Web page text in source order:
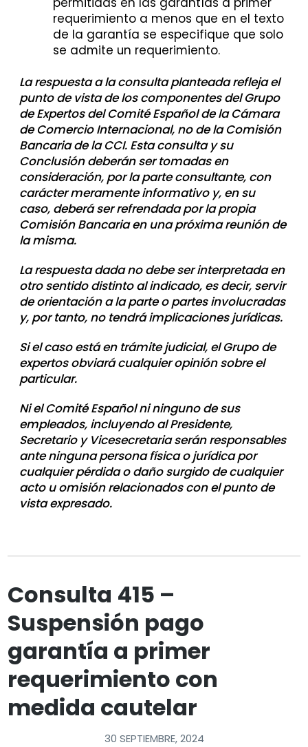
requerimiento a menos que en el texto
de la garantía se especifique que solo
se admite un requerimiento.
La respuesta a la consulta planteada refleja el
punto de vista de los componentes del Grupo
de Expertos del Comité Español de la Cámara
de Comercio Internacional, no de la Comisión
Bancaria de la CCI. Esta consulta y su
Conclusión deberán ser tomadas en
consideración, por la parte consultante, con
carácter meramente informativo y, en su
caso, deberá ser refrendada por la propia
Comisión Bancaria en una próxima reunión de
la misma.
La respuesta dada no debe ser interpretada en
otro sentido distinto al indicado, es decir, servir
de orientación a la parte o partes involucradas
y, por tanto, no tendrá implicaciones jurídicas.
Si el caso está en trámite judicial, el Grupo de
expertos obviará cualquier opinión sobre el
particular.
Ni el Comité Español ni ninguno de sus
empleados, incluyendo al Presidente,
Secretario y Vicesecretaria serán responsables
ante ninguna persona física o jurídica por
cualquier pérdida o daño surgido de cualquier
acto u omisión relacionados con el punto de
vista expresado.
Consulta 415 –
Suspensión pago
garantía a primer
requerimiento con
medida cautelar
30 SEPTIEMBRE, 2024